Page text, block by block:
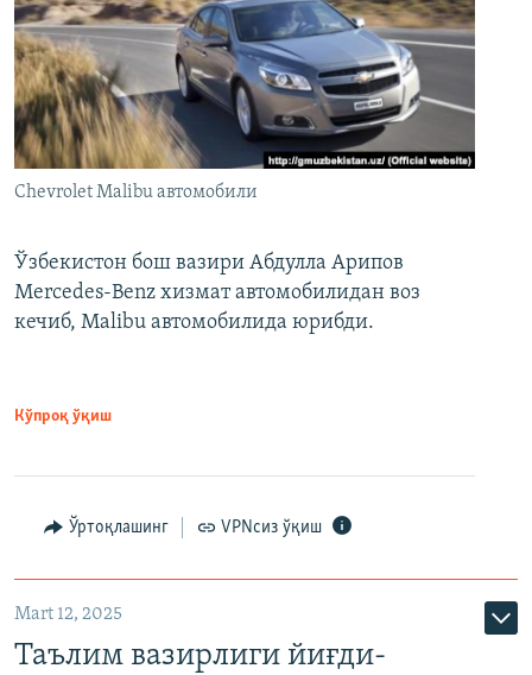
Chevrolet Malibu автомобили
Ўзбекистон бош вазири Абдулла Арипов
Mercedes-Benz хизмат автомобилидан воз
кечиб, Malibu автомобилида юрибди.
Кўпроқ ўқиш
Ўртоқлашинг VPNсиз ўқиш
Mart 12, 2025
Таълим вазирлиги йиғди-